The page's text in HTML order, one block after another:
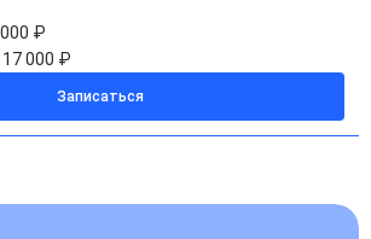
₽
17 000 ₽
Записаться